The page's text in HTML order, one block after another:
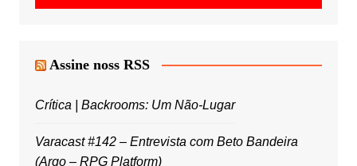
Assine noss RSS
Crítica | Backrooms: Um Não-Lugar
Varacast #142 – Entrevista com Beto Bandeira
(Argo – RPG Platform)